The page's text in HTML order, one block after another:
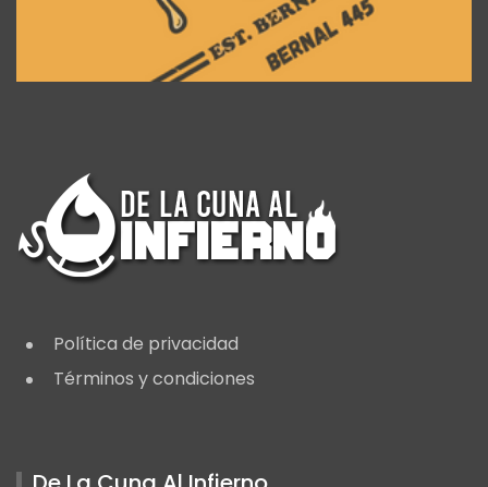
Política de privacidad
Términos y condiciones